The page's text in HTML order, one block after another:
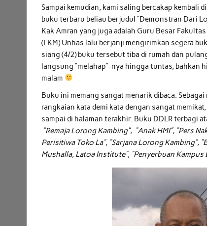
Sampai kemudian, kami saling bercakap kembali
buku terbaru beliau berjudul “Demonstran Dari
Kak Amran yang juga adalah Guru Besar
(FKM) Unhas lalu berjanji mengirimkan segera
siang (4/2) buku tersebut tiba di rumah dan
langsung “melahap”-nya hingga tuntas, bahkan
malam
Buku ini memang sangat menarik dibaca.
rangkaian kata demi kata dengan sangat
sampai di halaman terakhir. Buku DDLR terbagi
“Remaja Lorong Kambing”, “Anak HMI”, “Pers
Perisitiwa Toko La”, “Sarjana Lorong Kambing”,
Mushalla, Latoa Institute”, “Penyerbuan Kampus